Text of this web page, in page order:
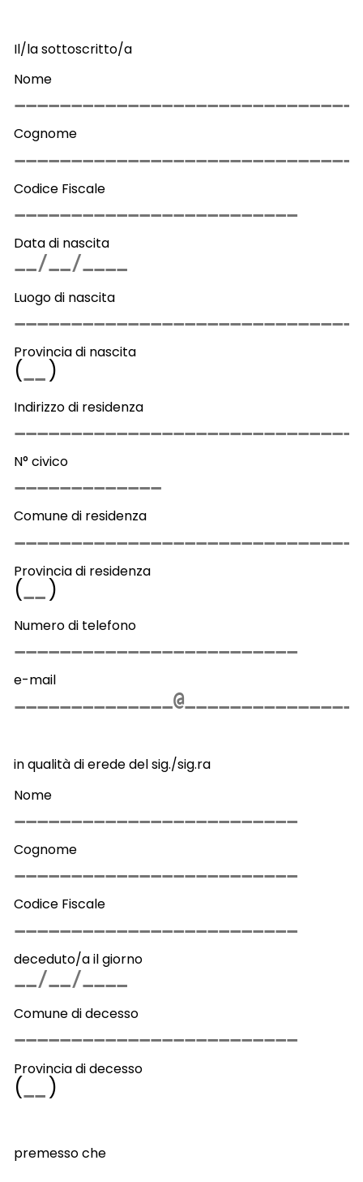
Il/la sottoscritto/a
Nome
Cognome
Codice Fiscale
Data di nascita
Luogo di nascita
Provincia di nascita
( )
Indirizzo di residenza
N° civico
Comune di residenza
Provincia di residenza
( )
Numero di telefono
e-mail
in qualità di erede del sig./sig.ra
Nome
Cognome
Codice Fiscale
deceduto/a il giorno
Comune di decesso
Provincia di decesso
( )
premesso che